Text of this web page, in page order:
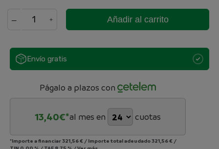
Añadir al carrito
Envío gratis
Págalo a plazos con
13,40€*al mes en cuotas
*Importe a financiar321,56 € / Importe total adeudado321,56 € /